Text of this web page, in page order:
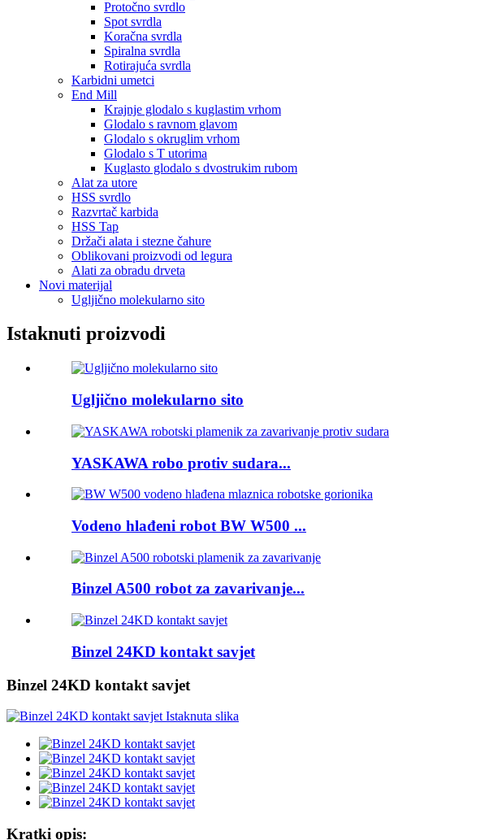
Protočno svrdlo
Spot svrdla
Koračna svrdla
Spiralna svrdla
Rotirajuća svrdla
Karbidni umetci
End Mill
Krajnje glodalo s kuglastim vrhom
Glodalo s ravnom glavom
Glodalo s okruglim vrhom
Glodalo s T utorima
Kuglasto glodalo s dvostrukim rubom
Alat za utore
HSS svrdlo
Razvrtač karbida
HSS Tap
Držači alata i stezne čahure
Oblikovani proizvodi od legura
Alati za obradu drveta
Novi materijal
Ugljično molekularno sito
Istaknuti proizvodi
Ugljično molekularno sito
YASKAWA robo protiv sudara...
Vodeno hlađeni robot BW W500 ...
Binzel A500 robot za zavarivanje...
Binzel 24KD kontakt savjet
Binzel 24KD kontakt savjet
Kratki opis: